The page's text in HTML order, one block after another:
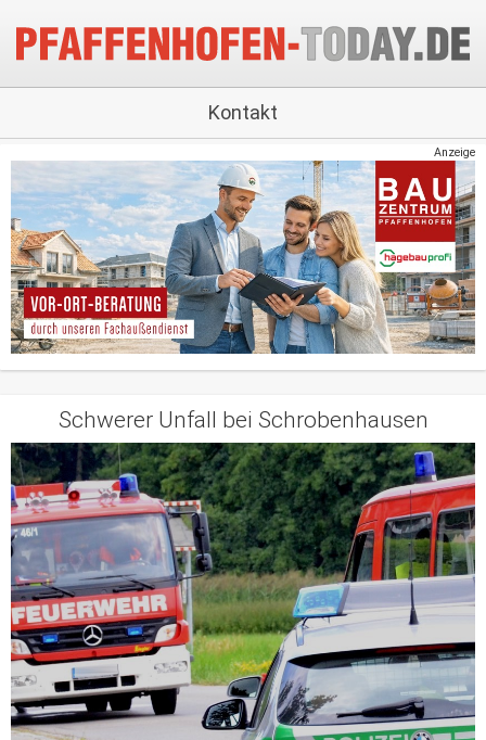
Kontakt
Anzeige
Schwerer Unfall bei Schrobenhausen